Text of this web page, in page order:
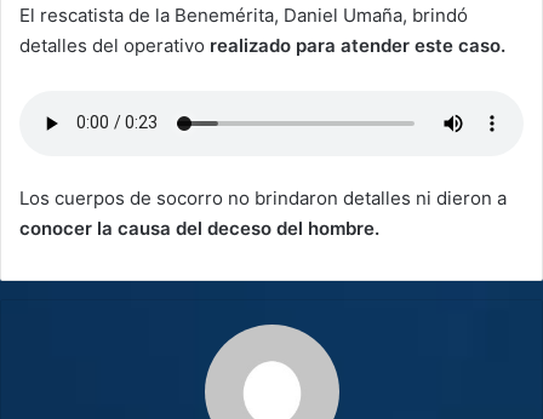
El rescatista de la Benemérita, Daniel Umaña, brindó
detalles del operativo realizado para atender este caso.
Los cuerpos de socorro no brindaron detalles ni dieron a
conocer la causa del deceso del hombre.